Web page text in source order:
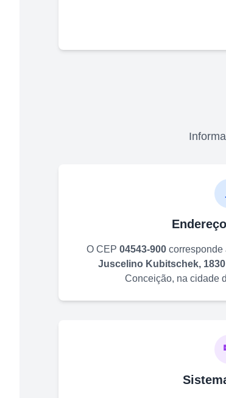
O CEP 04543-900corresponde
Juscelino Kubitschek, 1830
Conceição, na cidade